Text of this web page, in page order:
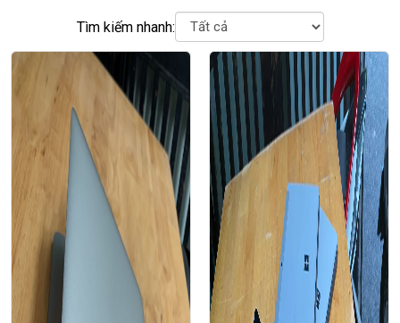
Tìm kiếm nhanh: